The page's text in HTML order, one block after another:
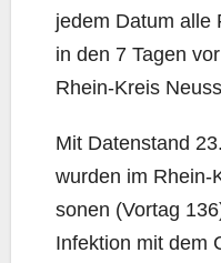
jedem Datum alle
in den 7 Tagen
Rhein-Kreis
Mit Daten­stand
wur­den im
so­nen (Vor­tag
Infek­ti­on mit dem